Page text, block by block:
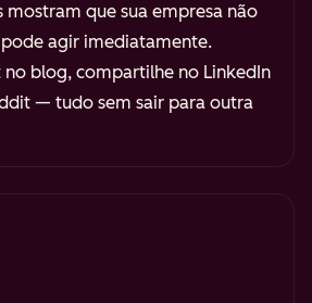
mostram que sua empresa não
agir imediatamente.
no blog, compartilhe no LinkedIn
— tudo sem sair para outra